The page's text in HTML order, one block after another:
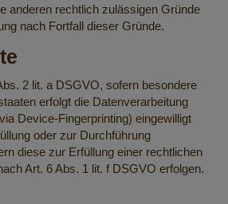
anderen rechtlich zulässigen Gründe
nach Fortfall dieser Gründe.
2 lit. a DSGVO, sofern besondere
erfolgt die Datenverarbeitung
Device-Fingerprinting) eingewilligt
oder zur Durchführung
diese zur Erfüllung einer rechtlichen
Art. 6 Abs. 1 lit. f DSGVO erfolgen.